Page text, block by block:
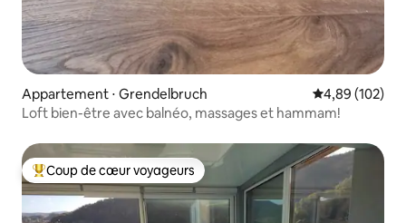
Appartement ⋅ Grendelbruch Évaluation
4,89 (102)
Loft bien-être avec balnéo, massages et hammam!
Coups de cœur voyageurs les plus appréciés
Coup de cœur voyageurs